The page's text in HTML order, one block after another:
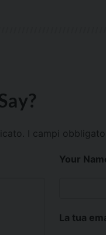
I campi
Your
La tua